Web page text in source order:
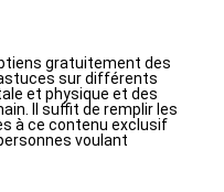
gratuitement des
sur différents
et physique et des
Il suffit de remplir les
à ce contenu exclusif
voulant